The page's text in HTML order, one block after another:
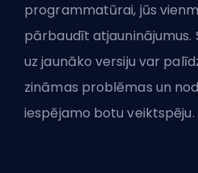
programmatūrai, jūs
pārbaudīt atjauninājumus.
uz jaunāko versiju var
zināmas problēmas un
iespējamo botu veiktspēju.